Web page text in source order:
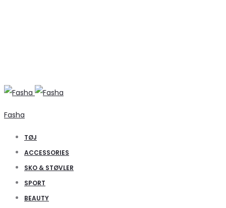
Fasha
TØJ
ACCESSORIES
SKO & STØVLER
SPORT
BEAUTY